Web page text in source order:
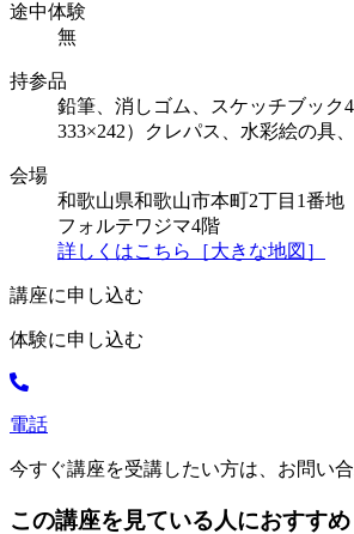
途中体験
無
持参品
鉛筆、消しゴム、スケッチブック
333×242）クレパス、水彩絵の具
会場
和歌山県和歌山市本町2丁目1番地
フォルテワジマ4階
詳しくはこちら［大きな地図］
講座に申し込む
体験に申し込む
電話
今すぐ講座を受講したい方は、お問い合
この講座を見ている人におすすめ